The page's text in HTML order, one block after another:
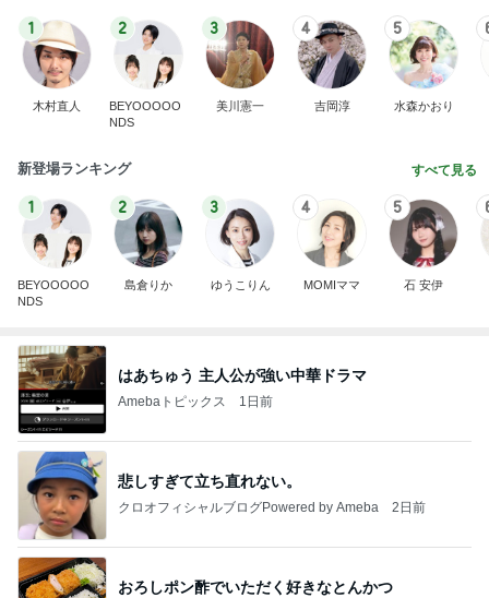
1
木村直人
2
BEYOOOOO
NDS
3
美川憲一
4
吉岡淳
5
水森かおり
新登場ランキング すべて見る
1
BEYOOOOO
NDS
2
島倉りか
3
ゆうこりん
4
MOMIママ
5
石 安伊
はあちゅう 主人公が強い中華ドラマ
Amebaトピックス 1日前
悲しすぎて立ち直れない。
クロオフィシャルブログPowered by Ameba 2日前
おろしポン酢でいただく好きなとんかつ